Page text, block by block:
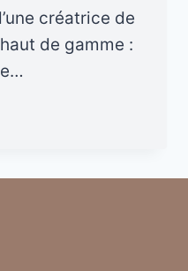
créatrice de
de gamme :